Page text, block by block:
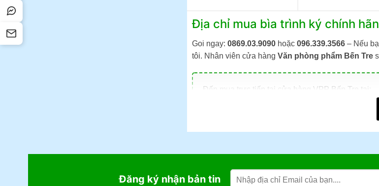
Địa chỉ mua bìa trình ký chính
Goi ngay: 0869.03.9090hoặc 096.339.3566– Nếu
tôi. Nhân viên cửa hàng Văn phòng phẩm Bến Tre
Đến mua trực tiếp tại cửa hàng VPP Bến Tre tại:
(Từ: Thứ 2 đến Thứ
Đặt mua qua điện thoại: 0869.03.9090
Đăng ký nhận bản tin